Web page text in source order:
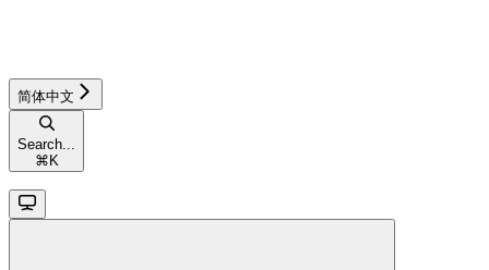
简体中文
Search...
⌘ K